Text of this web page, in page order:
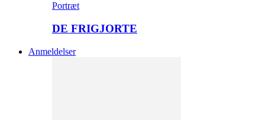
Portræt
DE FRIGJORTE
Anmeldelser